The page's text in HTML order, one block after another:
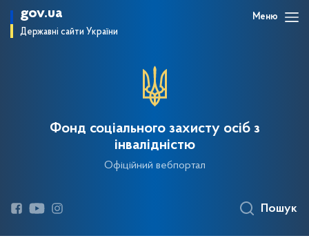
gov.ua
Державні сайти України
Меню
Фонд соціального захисту осіб з
інвалідністю
Офіційний вебпортал
Пошук